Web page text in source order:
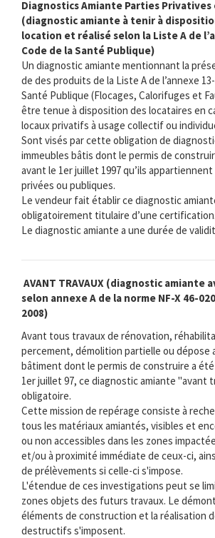
Diagnostics Amiante Parties Privatives
(diagnostic amiante à tenir à
location et réalisé selon la Liste A de
Code de la Santé Publique)
Un diagnostic amiante mentionnant la
de des produits de la Liste A de l’annexe
Santé Publique (Flocages, Calorifuges et
être tenue à disposition des locataires en
locaux privatifs à usage collectif ou
Sont visés par cette obligation de
immeubles bâtis dont le permis de
avant le 1er juillet 1997 qu’ils
privées ou publiques.
Le vendeur fait établir ce diagnostic
obligatoirement titulaire d’une certification.
Le diagnostic amiante a une durée de
AVANT TRAVAUX (diagnostic amiante
selon annexe A de la norme NF-X 46-
2008)
Avant tous travaux de rénovation,
percement, démolition partielle ou dépose
bâtiment dont le permis de construire a
1er juillet 97, ce diagnostic amiante "avant
obligatoire.
Cette mission de repérage consiste à
tous les matériaux amiantés, visibles et
ou non accessibles dans les zones
et/ou à proximité immédiate de ceux-ci,
de prélèvements si celle-ci s'impose.
L'étendue de ces investigations peut se
zones objets des futurs travaux. Le
éléments de construction et la réalisation
destructifs s'imposent.